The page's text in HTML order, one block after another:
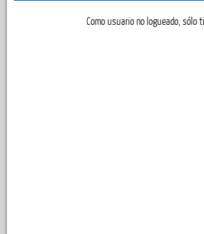
Como usuario no logueado, sólo